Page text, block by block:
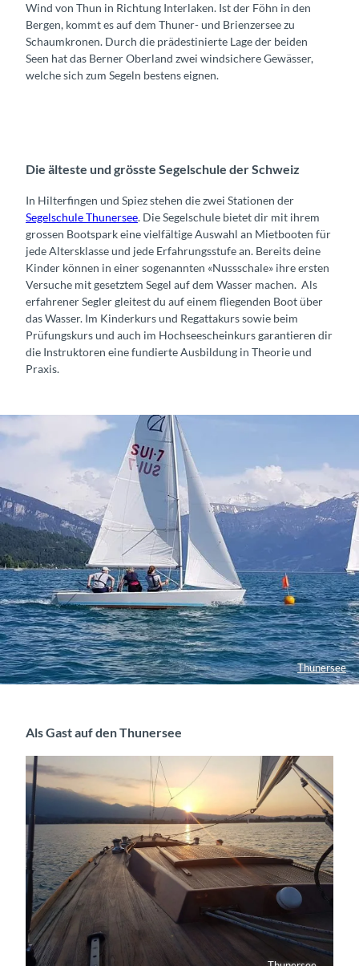
Wind von Thun in Richtung Interlaken. Ist der Föhn in den
Bergen, kommt es auf dem Thuner- und Brienzersee zu
Schaumkronen. Durch die prädestinierte Lage der beiden
Seen hat das Berner Oberland zwei windsichere Gewässer,
welche sich zum Segeln bestens eignen.
Die älteste und grösste Segelschule der Schweiz
In Hilterfingen und Spiez stehen die zwei Stationen der
Segelschule Thunersee. Die Segelschule bietet dir mit ihrem
grossen Bootspark eine vielfältige Auswahl an Mietbooten für
jede Altersklasse und jede Erfahrungsstufe an. Bereits deine
Kinder können in einer sogenannten «Nussschale» ihre ersten
Versuche mit gesetztem Segel auf dem Wasser machen. Als
erfahrener Segler gleitest du auf einem fliegenden Boot über
das Wasser. Im Kinderkurs und Regattakurs sowie beim
Prüfungskurs und auch im Hochseescheinkurs garantieren dir
die Instruktoren eine fundierte Ausbildung in Theorie und
Praxis.
Thunersee
Als Gast auf den Thunersee